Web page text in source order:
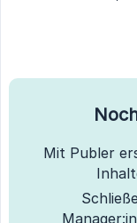
Mit Publer